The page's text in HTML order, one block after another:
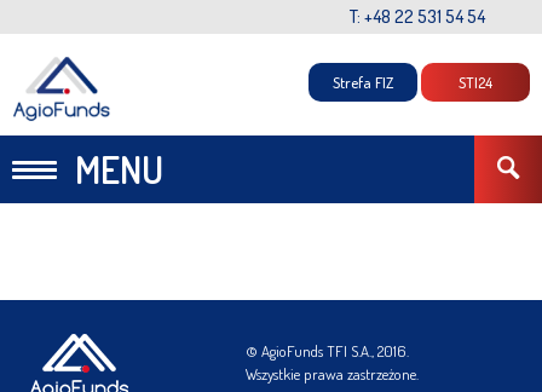
T: +48 22 531 54 54
MENU
Strefa FIZ STI24
© AgioFunds TFI S.A., 2016.
Wszystkie prawa zastrzeżone.